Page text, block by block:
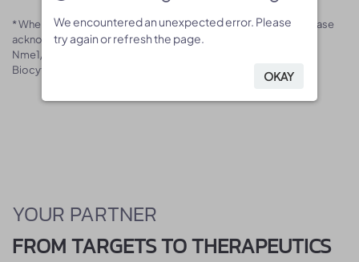
* When publishing results obtained using this animal model, please
acknowledge the source as follows: The animal model [B-
Nme1/Nme2 KO mice] (Cat# 170708) was purchased from
Biocytogen.
YOUR PARTNER
FROM TARGETS TO THERAPEUTICS
We encountered an unexpected error. Please
try again or refresh the page.
OKAY
We encountered an unexpected error. Please
try again or refresh the page.
OKAY